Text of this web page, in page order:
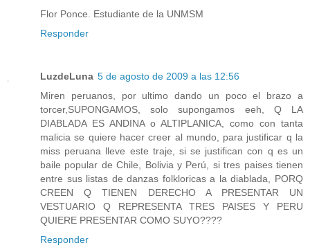
Flor Ponce. Estudiante de la UNMSM
Responder
LuzdeLuna 5 de agosto de 2009 a las 12:56
Miren peruanos, por ultimo dando un poco el brazo a
torcer,SUPONGAMOS, solo supongamos eeh, Q LA
DIABLADA ES ANDINA o ALTIPLANICA, como con tanta
malicia se quiere hacer creer al mundo, para justificar q la
miss peruana lleve este traje, si se justifican con q es un
baile popular de Chile, Bolivia y Perú, si tres paises tienen
entre sus listas de danzas folkloricas a la diablada, PORQ
CREEN Q TIENEN DERECHO A PRESENTAR UN
VESTUARIO Q REPRESENTA TRES PAISES Y PERU
QUIERE PRESENTAR COMO SUYO????
Responder